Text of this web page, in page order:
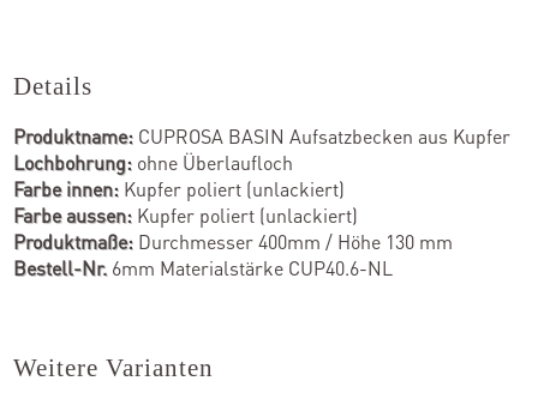
Details
Produktname: CUPROSA BASIN Aufsatzbecken aus Kupfer
Lochbohrung: ohne Überlaufloch
Farbe innen: Kupfer poliert (unlackiert)
Farbe aussen: Kupfer poliert (unlackiert)
Produktmaße: Durchmesser 400mm / Höhe 130 mm
Bestell-Nr. 6mm Materialstärke CUP40.6-NL
Weitere Varianten